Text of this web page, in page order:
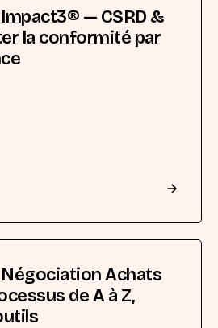
— CSRD &
la conformité par
Achats
de A à Z,